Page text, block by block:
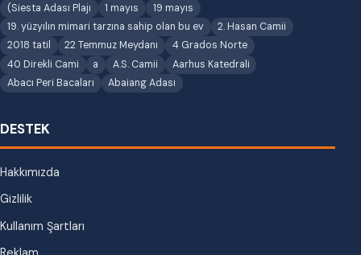
(Siesta Adası Plajı
1 mayıs
19 mayıs
19. yüzyılın mimari tarzına sahip olan bu ev
2. Hasan Camii
2018 tatil
22 Temmuz Meydanı
4 Grados Norte
40 Direkli Cami
a A.S. Camii
Aarhus Katedrali
Abacı Peri Bacaları
Abaiang Adası
DESTEK
Hakkımızda
Gizlilik
Kullanım Şartları